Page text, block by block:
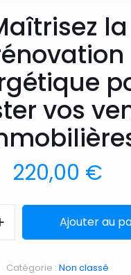
la
vos
220,00 €
Ajouter au
Catégorie : Non classé